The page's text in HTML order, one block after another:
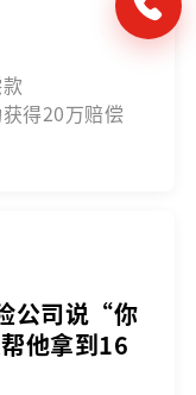
得20万赔偿
公司说“你
他拿到16